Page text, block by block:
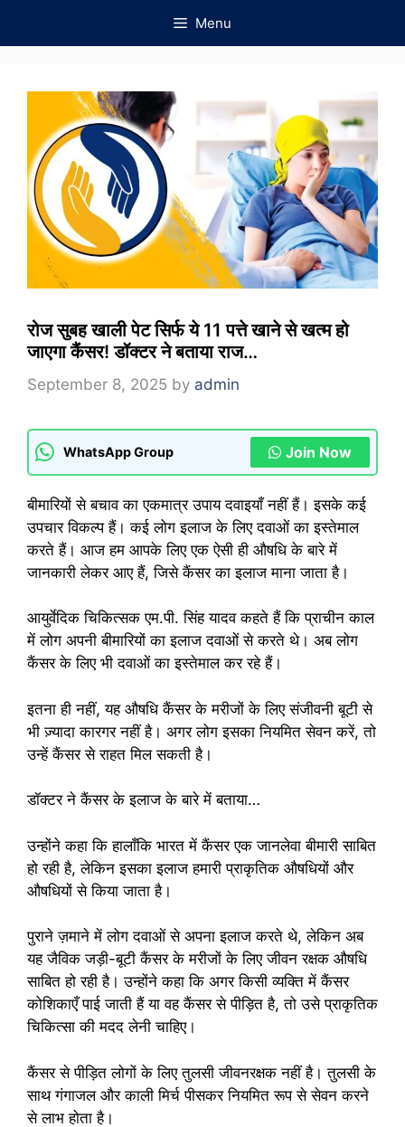
Menu
रोज सुबह खाली पेट सिर्फ ये 11 पत्ते खाने से खत्म हो
जाएगा कैंसर! डॉक्टर ने बताया राज…
September 8, 2025 by admin
WhatsApp Group Join Now
बीमारियों से बचाव का एकमात्र उपाय दवाइयाँ नहीं हैं। इसके कई
उपचार विकल्प हैं। कई लोग इलाज के लिए दवाओं का इस्तेमाल
करते हैं। आज हम आपके लिए एक ऐसी ही औषधि के बारे में
जानकारी लेकर आए हैं, जिसे कैंसर का इलाज माना जाता है।
आयुर्वेदिक चिकित्सक एम.पी. सिंह यादव कहते हैं कि प्राचीन काल
में लोग अपनी बीमारियों का इलाज दवाओं से करते थे। अब लोग
कैंसर के लिए भी दवाओं का इस्तेमाल कर रहे हैं।
इतना ही नहीं, यह औषधि कैंसर के मरीजों के लिए संजीवनी बूटी से
भी ज़्यादा कारगर नहीं है। अगर लोग इसका नियमित सेवन करें, तो
उन्हें कैंसर से राहत मिल सकती है।
डॉक्टर ने कैंसर के इलाज के बारे में बताया…
उन्होंने कहा कि हालाँकि भारत में कैंसर एक जानलेवा बीमारी साबित
हो रही है, लेकिन इसका इलाज हमारी प्राकृतिक औषधियों और
औषधियों से किया जाता है।
पुराने ज़माने में लोग दवाओं से अपना इलाज करते थे, लेकिन अब
यह जैविक जड़ी-बूटी कैंसर के मरीजों के लिए जीवन रक्षक औषधि
साबित हो रही है। उन्होंने कहा कि अगर किसी व्यक्ति में कैंसर
कोशिकाएँ पाई जाती हैं या वह कैंसर से पीड़ित है, तो उसे प्राकृतिक
चिकित्सा की मदद लेनी चाहिए।
कैंसर से पीड़ित लोगों के लिए तुलसी जीवनरक्षक नहीं है। तुलसी के
साथ गंगाजल और काली मिर्च पीसकर नियमित रूप से सेवन करने
से लाभ होता है।